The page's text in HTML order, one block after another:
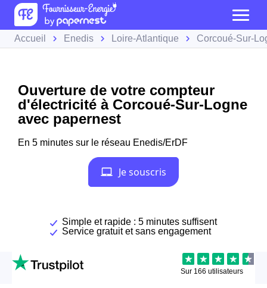
Accueil Enedis Loire-Atlantique Corcoué-Sur-